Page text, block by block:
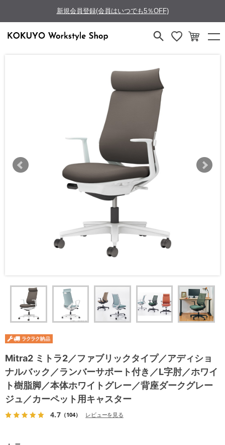
新規会員登録(会員はいつでも5％OFF)
Mitra2 ミトラ2／ファブリックタイプ／アディショ
ナルバック／ランバーサポート付き／L字肘／ホワイ
ト樹脂脚／本体ホワイトグレー／背座ダークグレー
ジュ／カーペット用キャスター
4.7（104） レビューを見る